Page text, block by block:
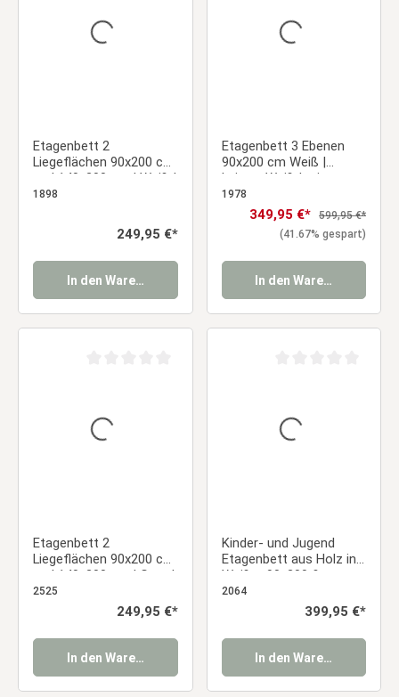
Etagenbett 2
Liegeflächen 90x200 cm
und 140x200 cm | Weiß |
Holz
1898
Regulärer Preis:
249,95 €*
In den Warenkorb
Etagenbett 3 Ebenen
90x200 cm Weiß |
Leitern Weiß | mit
Lattenrost
1978
Verkaufspreis:
349,95 €* Regulärer Preis:
599,95 €*
(41.67% gespart)
In den Warenkorb
Etagenbett 2
Liegeflächen 90x200 cm
und 140x200 cm | Grau |
mit Lattenrost
2525
Regulärer Preis:
249,95 €*
In den Warenkorb
Kinder- und Jugend
Etagenbett aus Holz in
Weiß – 90x200 &
140x200 cm mit
Lattenrost und
2064
Regulärer Preis:
399,95 €*
In den Warenkorb